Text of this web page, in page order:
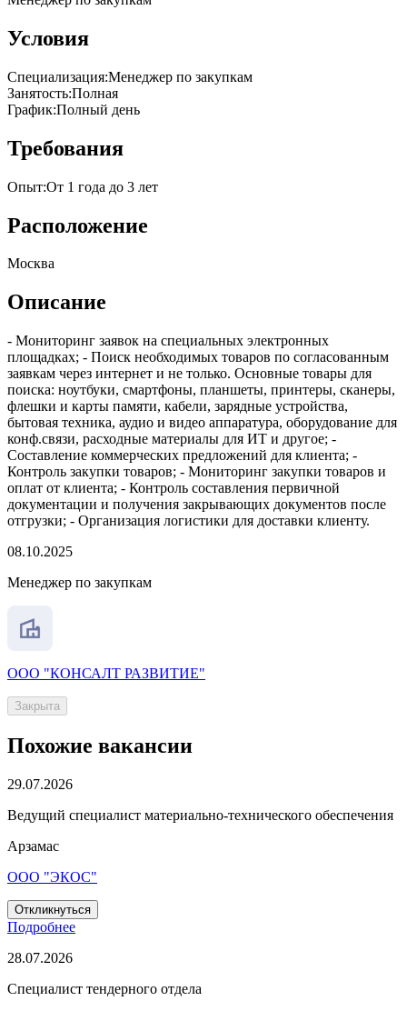
Условия
Специализация:Менеджер по закупкам
Занятость:Полная
График:Полный день
Требования
Опыт:От 1 года до 3 лет
Расположение
Москва
Описание
- Мониторинг заявок на специальных электронных
площадках; - Поиск необходимых товаров по согласованным
заявкам через интернет и не только. Основные товары для
поиска: ноутбуки, смартфоны, планшеты, принтеры, сканеры,
флешки и карты памяти, кабели, зарядные устройства,
бытовая техника, аудио и видео аппаратура, оборудование для
конф.связи, расходные материалы для ИТ и другое; -
Составление коммерческих предложений для клиента; -
Контроль закупки товаров; - Мониторинг закупки товаров и
оплат от клиента; - Контроль составления первичной
документации и получения закрывающих документов после
отгрузки; - Организация логистики для доставки клиенту.
08.10.2025
Менеджер по закупкам
ООО "КОНСАЛТ РАЗВИТИЕ"
Закрыта
Похожие вакансии
29.07.2026
Ведущий специалист материально-технического обеспечения
Арзамас
ООО "ЭКОС"
Откликнуться
Подробнее
28.07.2026
Специалист тендерного отдела